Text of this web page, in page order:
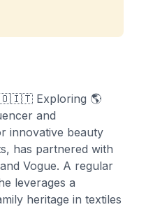
Exploring 🌎
and
innovative beauty
has partnered with
Vogue. A regular
leverages a
heritage in textiles